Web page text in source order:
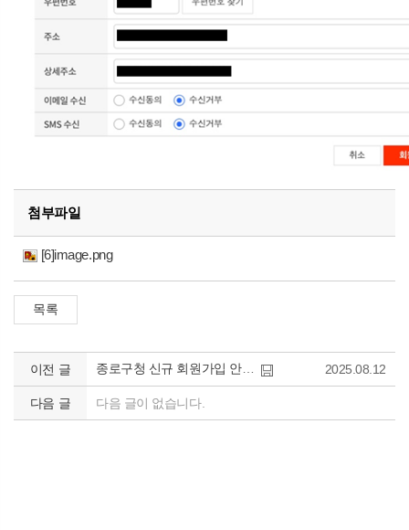
첨부파일
[6]image.png
이전 글 종로구청 신규 회원가입 안내 및 수강방법 2025.08.12
다음 글 다음 글이 없습니다.